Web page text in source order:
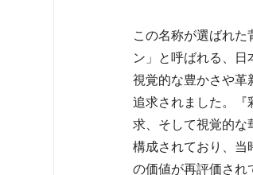
この名称が選ばれ
ン」と呼ばれる、日
視覚的な豊かさや革
追求されました。『
求、そして視覚的な
構成されており、当
の価値が再評価され